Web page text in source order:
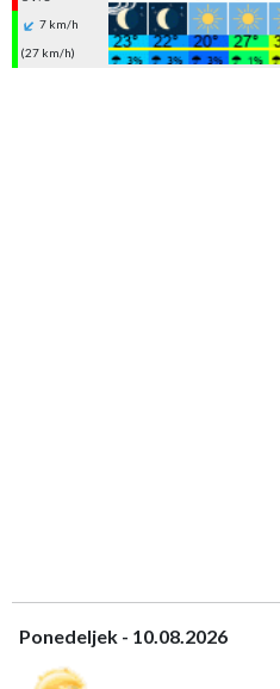
7 km/h
(27 km/h)
Ponedeljek - 10.08.2026